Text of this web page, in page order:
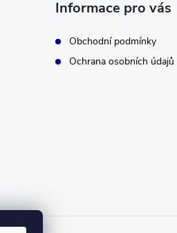
Informace pro vás
Obchodní podmínky
Ochrana osobních údajů